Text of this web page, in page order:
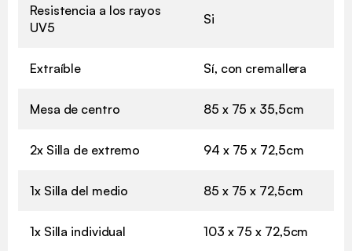
Resistencia a los rayos
UV5
Si
Extraíble Sí, con cremallera
Mesa de centro 85 x 75 x 35,5cm
2x Silla de extremo 94 x 75 x 72,5cm
1x Silla del medio 85 x 75 x 72,5cm
1x Silla individual 103 x 75 x 72,5cm